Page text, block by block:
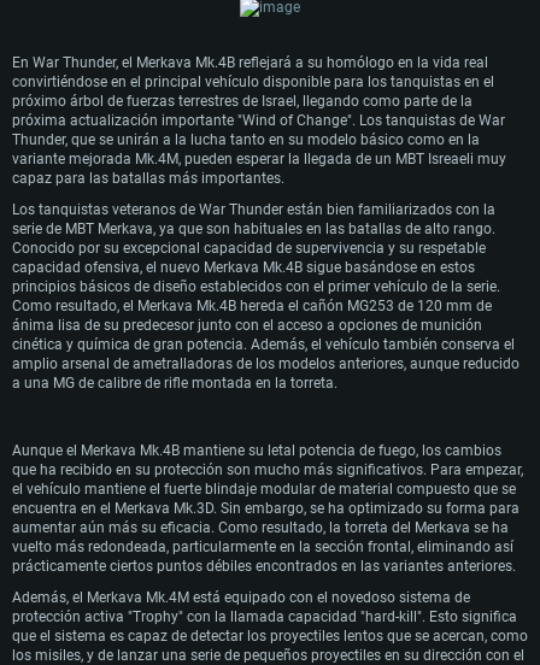
REQUISITOS DE SISTEMA
adicionales con el objetivo de mejorar aún más la protección y la capacidad de
optimización de la forma del vehículo, que también supuso la eliminación de la
escotilla del cargador, así como otras mejoras en los diversos sistemas
electrónicos del tanque. Los primeros prototipos del Merkava Mk.4 se probaron
en 2001, y la producción en serie comenzó en 2003.
Después de que el Merkava Mk.4B entrara en servicio con unidades Israelíes en
2004, se desarrolló otro importante paquete de mejoras para el vehículo,
con este sistema se denominaron Merkava Mk.4M, entrando en producción a
finales de la década de 2000 y siendo aceptados en servicio a principios de
2010. El Merkava Mk.4 representa la versión más avanzada de la conocida
serie de MBT y es la punta de lanza de la fuerza blindada Israelí.
En War Thunder, el Merkava Mk.4B reflejará a su homólogo en la vida real
convirtiéndose en el principal vehículo disponible para los tanquistas en el
próximo árbol de fuerzas terrestres de Israel, llegando como parte de la
próxima actualización importante "Wind of Change". Los tanquistas de War
Thunder, que se unirán a la lucha tanto en su modelo básico como en la
variante mejorada Mk.4M, pueden esperar la llegada de un MBT Isreaeli muy
capaz para las batallas más importantes.
Los tanquistas veteranos de War Thunder están bien familiarizados con la
serie de MBT Merkava, ya que son habituales en las batallas de alto rango.
Conocido por su excepcional capacidad de supervivencia y su respetable
capacidad ofensiva, el nuevo Merkava Mk.4B sigue basándose en estos
principios básicos de diseño establecidos con el primer vehículo de la serie.
Como resultado, el Merkava Mk.4B hereda el cañón MG253 de 120 mm de
ánima lisa de su predecesor junto con el acceso a opciones de munición
cinética y química de gran potencia. Además, el vehículo también conserva el
amplio arsenal de ametralladoras de los modelos anteriores, aunque reducido
a una MG de calibre de rifle montada en la torreta.
Aunque el Merkava Mk.4B mantiene su letal potencia de fuego, los cambios
que ha recibido en su protección son mucho más significativos. Para empezar,
el vehículo mantiene el fuerte blindaje modular de material compuesto que se
encuentra en el Merkava Mk.3D. Sin embargo, se ha optimizado su forma para
aumentar aún más su eficacia. Como resultado, la torreta del Merkava se ha
vuelto más redondeada, particularmente en la sección frontal, eliminando así
prácticamente ciertos puntos débiles encontrados en las variantes anteriores.
Además, el Merkava Mk.4M está equipado con el novedoso sistema de
protección activa "Trophy" con la llamada capacidad "hard-kill". Esto significa
que el sistema es capaz de detectar los proyectiles lentos que se acercan, como
los misiles, y de lanzar una serie de pequeños proyectiles en su dirección con el